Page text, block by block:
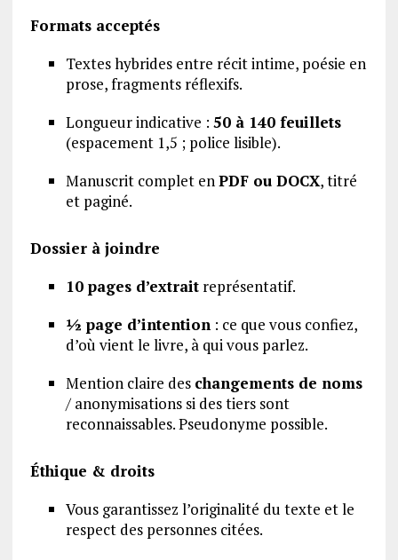
Formats acceptés
Textes hybrides entre récit intime, poésie en
prose, fragments réflexifs.
Longueur indicative : 50 à 140 feuillets
(espacement 1,5 ; police lisible).
Manuscrit complet enPDF ou DOCX, titré
et paginé.
Dossier à joindre
10 pages d’extraitreprésentatif.
½ page d’intention: ce que vous confiez,
d’où vient le livre, à qui vous parlez.
Mention claire des changements de noms
/ anonymisations si des tiers sont
reconnaissables. Pseudonyme possible.
Éthique & droits
Vous garantissez l’originalité du texte et le
respect des personnes citées.